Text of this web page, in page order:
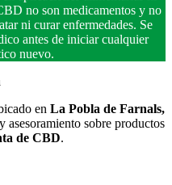
no son medicamentos y no
ni curar enfermedades. Se
antes de iniciar cualquier
nuevo.
en La Pobla de Farnals,
asesoramiento sobre productos
de CBD.